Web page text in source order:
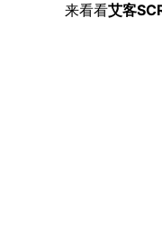
来看看艾客